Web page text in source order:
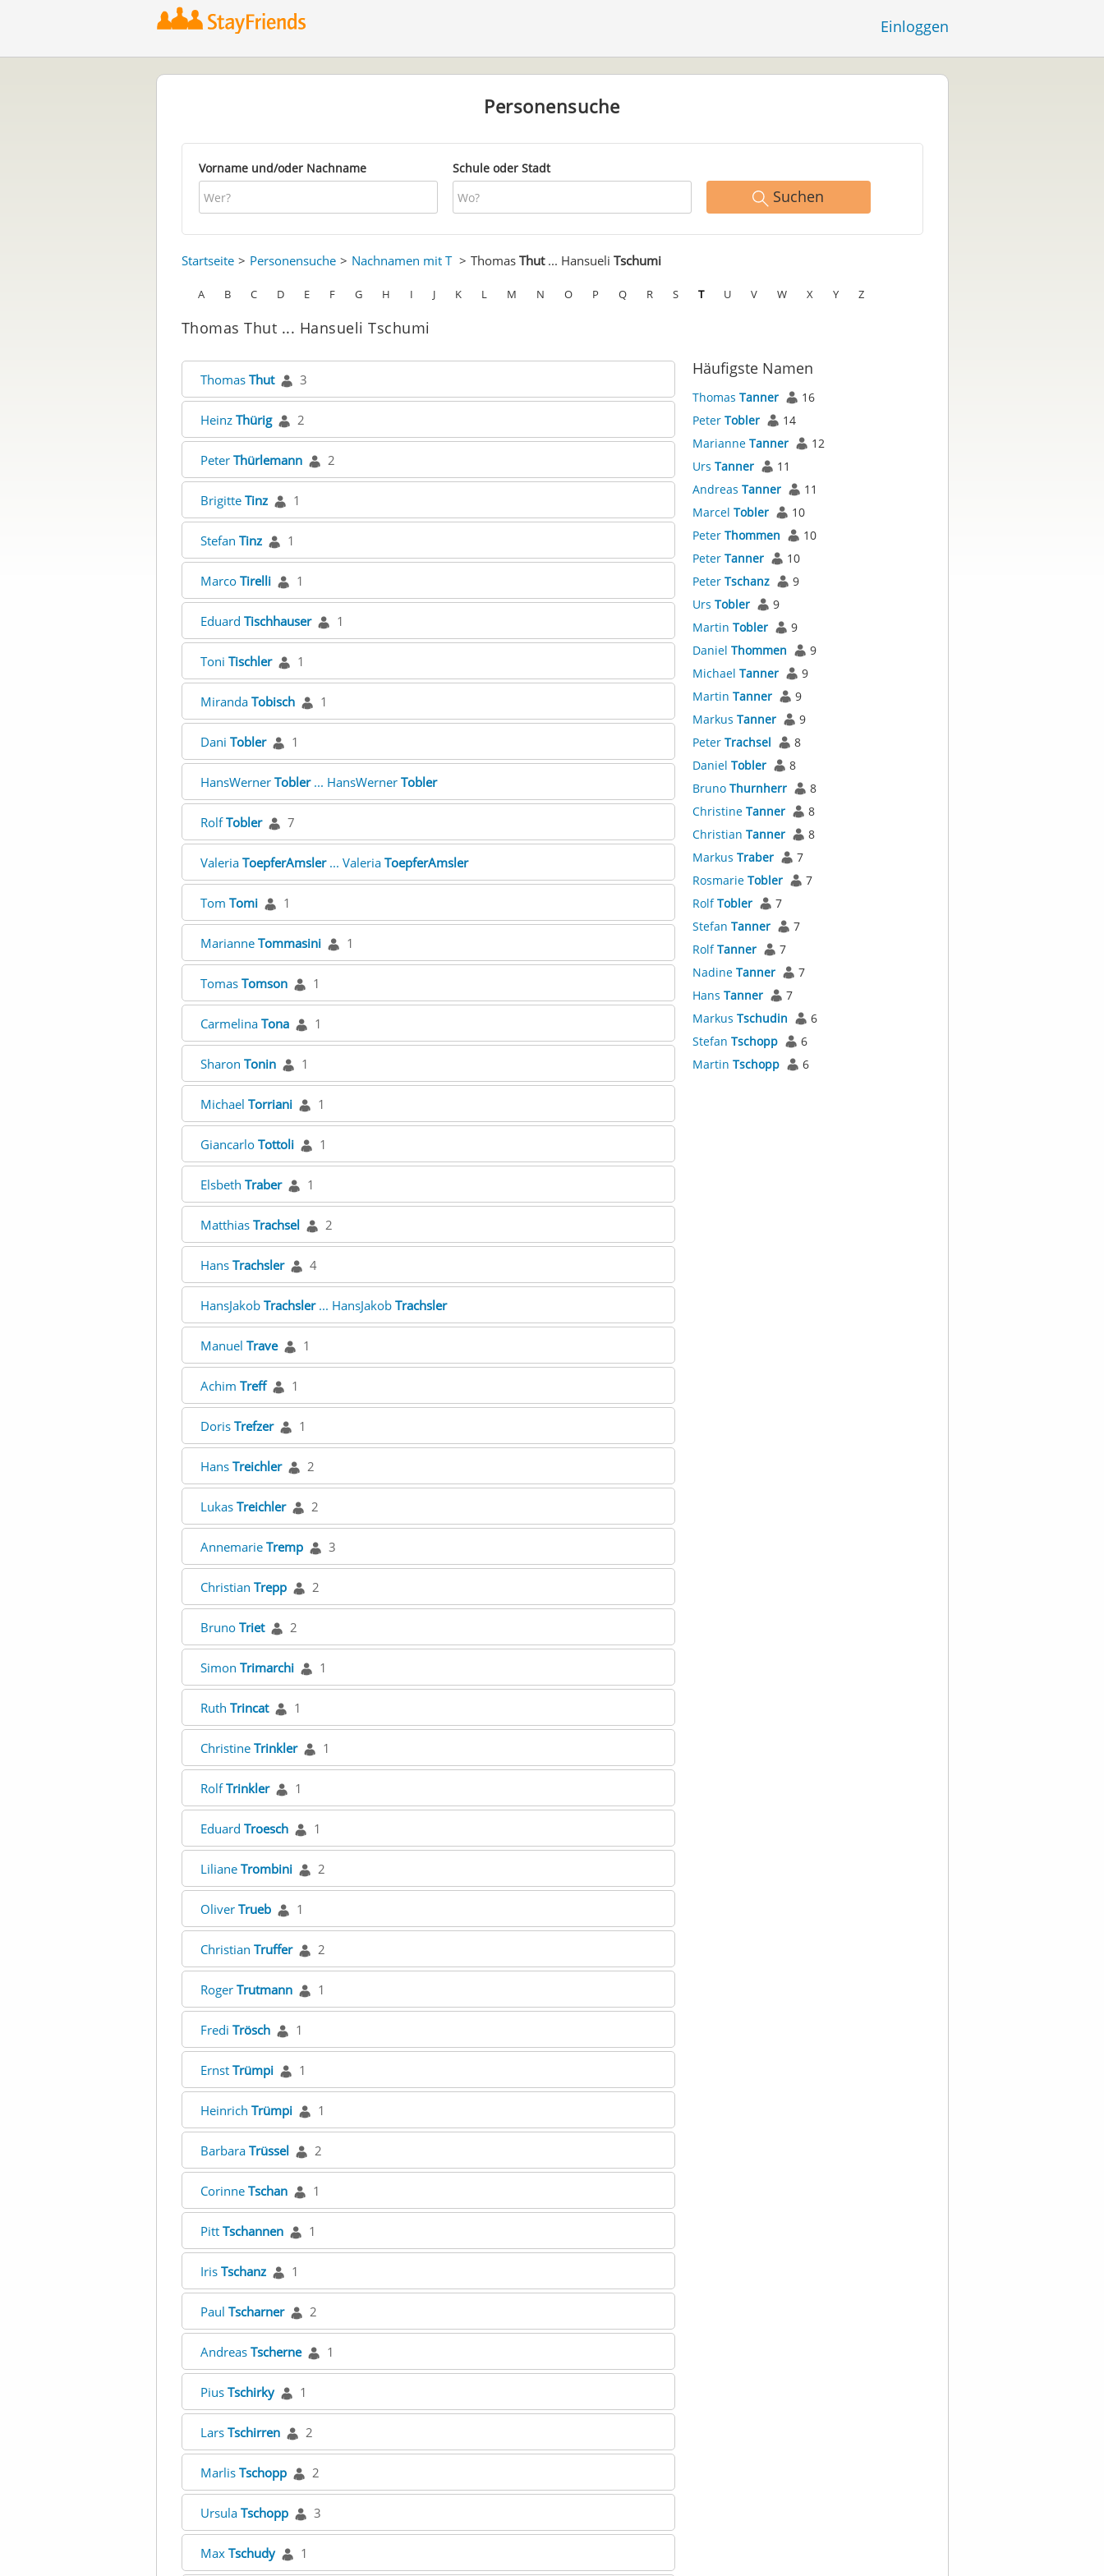
Einloggen
Personensuche
Vorname und/oder Nachname Schule oder Stadt
Suchen
Startseite Personensuche Nachnamen mit T Thomas Thut... Hansueli Tschumi
A B C D E F G H I J K L M N O P Q R S T U V W X Y Z
Thomas Thut ... Hansueli Tschumi
Thomas Thut 3
Heinz Thürig 2
Peter Thürlemann 2
Brigitte Tinz 1
Stefan Tinz 1
Marco Tirelli 1
Eduard Tischhauser 1
Toni Tischler 1
Miranda Tobisch 1
Dani Tobler 1
HansWerner Tobler... HansWerner Tobler
RolfTobler 7
Valeria ToepferAmsler... Valeria ToepferAmsler
Tom Tomi 1
Marianne Tommasini 1
Tomas Tomson 1
Carmelina Tona 1
Sharon Tonin 1
Michael Torriani 1
Giancarlo Tottoli 1
Elsbeth Traber 1
Matthias Trachsel 2
Hans Trachsler 4
HansJakob Trachsler... HansJakob Trachsler
Manuel Trave 1
Achim Treff 1
Doris Trefzer 1
Hans Treichler 2
Lukas Treichler 2
Annemarie Tremp 3
Christian Trepp 2
Bruno Triet 2
Simon Trimarchi 1
Ruth Trincat 1
Christine Trinkler 1
RolfTrinkler 1
Eduard Troesch 1
Liliane Trombini 2
Oliver Trueb 1
Christian Truffer 2
Roger Trutmann 1
Fredi Trösch 1
Ernst Trümpi 1
Heinrich Trümpi 1
Barbara Trüssel 2
Corinne Tschan 1
Pitt Tschannen 1
Iris Tschanz 1
Paul Tscharner 2
Andreas Tscherne 1
Pius Tschirky 1
Lars Tschirren 2
Marlis Tschopp 2
Ursula Tschopp 3
Max Tschudy 1
Häufigste Namen
Thomas Tanner
16
Peter Tobler
14
Marianne Tanner
12
Urs Tanner
11
Andreas Tanner
11
Marcel Tobler
10
Peter Thommen
10
Peter Tanner
10
Peter Tschanz
9
Urs Tobler
9
Martin Tobler
9
Daniel Thommen
9
Michael Tanner
9
Martin Tanner
9
Markus Tanner
9
Peter Trachsel
8
Daniel Tobler
8
Bruno Thurnherr
8
Christine Tanner
8
Christian Tanner
8
Markus Traber
7
Rosmarie Tobler
7
RolfTobler
7
Stefan Tanner
7
RolfTanner
7
Nadine Tanner
7
Hans Tanner
7
Markus Tschudin
6
Stefan Tschopp
6
Martin Tschopp 6